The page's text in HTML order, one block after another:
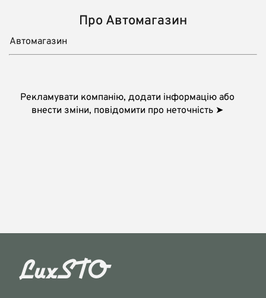
Про Автомагазин
Автомагазин
Рекламувати компанію, додати інформацію або
внести зміни, повідомити про неточність ➤